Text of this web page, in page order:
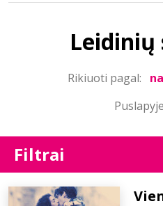
Leidinių
Rikiuoti pagal:
Filtrai